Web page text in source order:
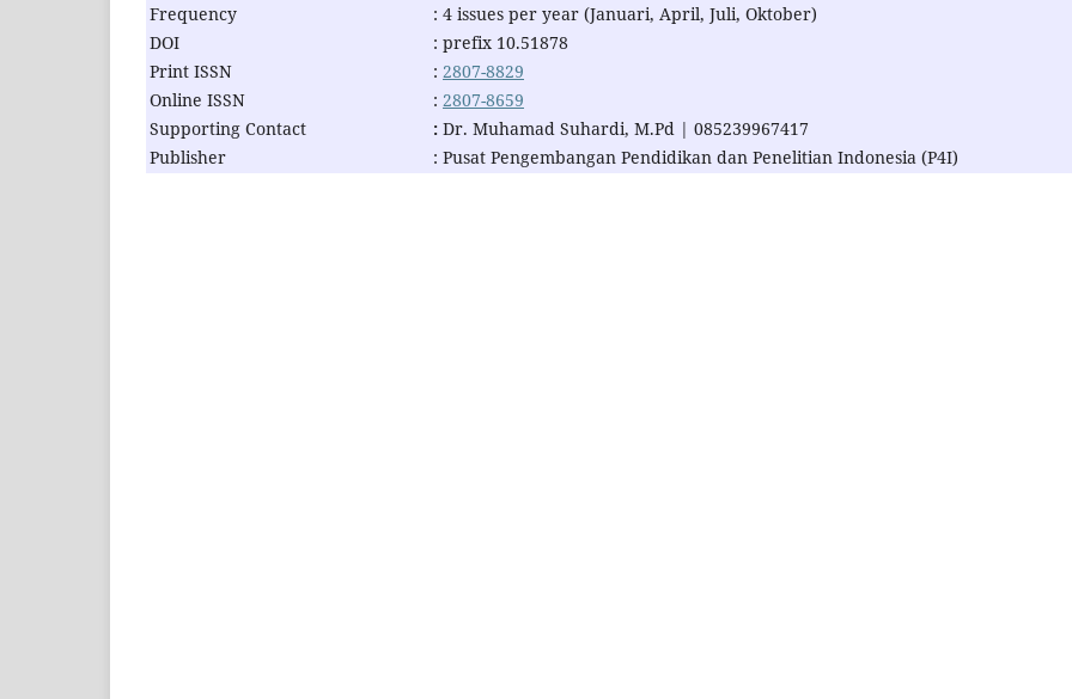
Frequency
: 4 issues per year (Januari, April, Juli, Oktober)
DOI
: prefix 10.51878
Print ISSN
: 2807-8829
Online ISSN
: 2807-8659
Supporting Contact
: Dr. Muhamad Suhardi, M.Pd | 085239967417
Publisher
: Pusat Pengembangan Pendidikan dan Penelitian Indonesia (P4I)